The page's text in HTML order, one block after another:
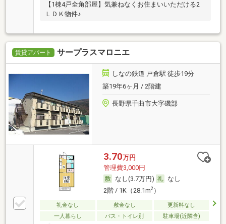
【1棟4戸全角部屋】気兼ねなくお住まいいただける2
ＬＤＫ物件♪
賃貸アパート サープラスマロニエ
しなの鉄道 戸倉駅 徒歩19分
築19年6ヶ月 / 2階建
長野県千曲市大字磯部
3.70万円
管理費3,000円
なし(3.7万円)
なし
2階 / 1K（28.1m2）
礼金なし 敷金なし
更新料なし
一人暮らし
バス・トイレ別 駐車場(近隣含)